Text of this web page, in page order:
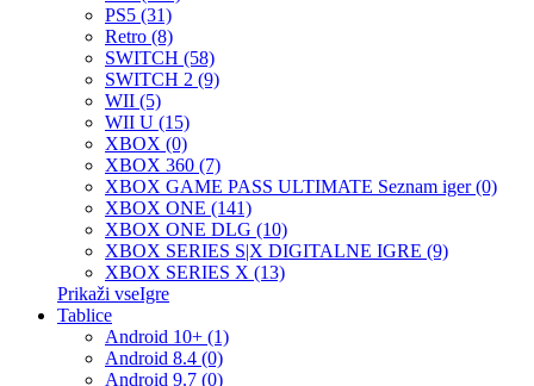
PS5 (31)
Retro (8)
SWITCH (58)
SWITCH 2 (9)
WII (5)
WII U (15)
XBOX (0)
XBOX 360 (7)
XBOX GAME PASS ULTIMATE Seznam iger (0)
XBOX ONE (141)
XBOX ONE DLG (10)
XBOX SERIES S|X DIGITALNE IGRE (9)
XBOX SERIES X (13)
Prikaži vseIgre
Tablice
Android 10+ (1)
Android 8.4 (0)
Android 9.7 (0)